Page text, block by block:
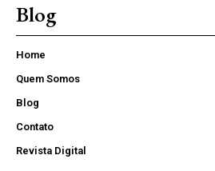
Blog
Home
Quem Somos
Blog
Contato
Revista Digital